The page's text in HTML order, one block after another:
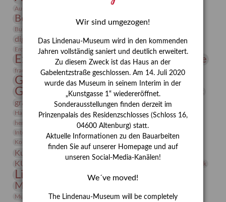
Ausstellung „Vier Winde“
Bernhard August von Lindenau
Burg Posterstein
digitallabor Entartete Kunst
Enteignung
Erdmann Julius Dietrich
Erlebnisportal estrusker Exlibris
Expressionismus Festrede Florenz Fotografie
frauen Frauen in der Antike und heute
Gerhard-Altenbourg-Preis
Gerhard Altenbourg
Gerhard Kurt Müller
grafische sammlung griechische Mythologie
Hanns-Conon von der Gabelentz Heinrich Kirchhoff Heldinnen
herman de vries Humboldt
Insekten
Integriertes Schädlingsmanagement
Jahresempfang
Kolosseum
Kunst
Kunstmuseum Kunstvermittlung Kunst von Kühl
KUNSTWAND Künstler Lehmbruck
Lindenau-Museum Marstall
Museumsgeschichte
Museumspädagogik Mäzen Napoleon Natur
Neue Remise
Wir sind umgezogen!
Das Lindenau-Museum wird in den kommenden
Jahren vollständig saniert und deutlich erweitert.
Zu diesem Zweck ist das Haus an der
Gabelentzstraße geschlossen. Am 14. Juli 2020
wurde das Museum in seinem Interim in der
„Kunstgasse 1“ wiedereröffnet.
Sonderausstellungen finden derzeit im
Prinzenpalais des Residenzschlosses (Schloss 16,
04600 Altenburg) statt.
Aktuelle Informationen zu den Bauarbeiten
finden Sie auf unserer Homepage und auf
unseren Social-Media-Kanälen!
We´ve moved!
The Lindenau-Museum will be completely